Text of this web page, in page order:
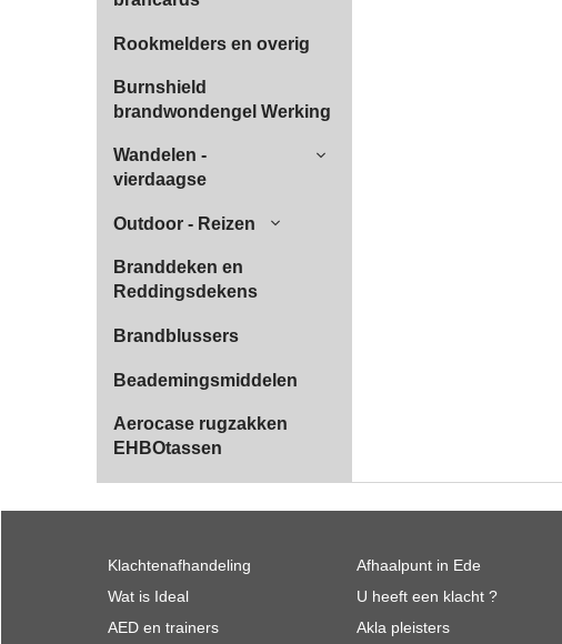
Rookmelders en overig
Burnshield
brandwondengel Werking
Wandelen -
vierdaagse
Outdoor - Reizen
Branddeken en
Reddingsdekens
Brandblussers
Beademingsmiddelen
Aerocase rugzakken
EHBOtassen
Klachtenafhandeling
Wat is Ideal
AED en trainers
Afhaalpunt in Ede
U heeft een klacht ?
Akla pleisters